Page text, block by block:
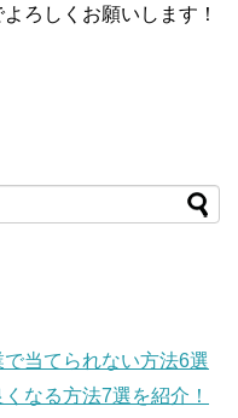
ろしくお願いします！
で当てられない方法6選
なる方法7選を紹介！